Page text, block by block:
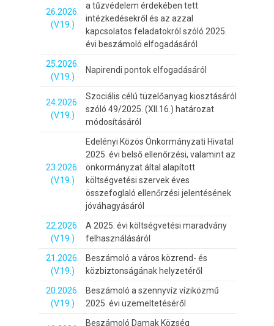
26.2026.
(V.19.)
a tűzvédelem érdekében tett
intézkedésekről és az azzal
kapcsolatos feladatokról szóló 2025.
évi beszámoló elfogadásáról
25.2026.
(V.19.)
Napirendi pontok elfogadásáról
24.2026.
(V.19.)
Szociális célú tüzelőanyag kiosztásáról
szóló 49/2025. (XII.16.) határozat
módosításáról
23.2026.
(V.19.)
Edelényi Közös Önkormányzati Hivatal
2025. évi belső ellenőrzési, valamint az
önkormányzat által alapított
költségvetési szervek éves
összefoglaló ellenőrzési jelentésének
jóváhagyásáról
22.2026.
(V.19.)
A 2025. évi költségvetési maradvány
felhasználásáról
21.2026.
(V.19.)
Beszámoló a város közrend- és
közbiztonságának helyzetéről
20.2026.
(V.19.)
Beszámoló a szennyvíz víziközmű
2025. évi üzemeltetéséről
Beszámoló Damak Község